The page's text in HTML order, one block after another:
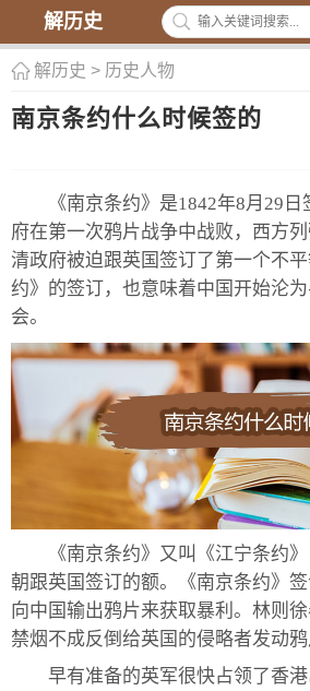
解历史
解历史 > 历史人物
南京条约什么时候签的
《南京条约》是1842年8月29
府在第一次鸦片战争中战败，西方
清政府被迫跟英国签订了第一个不
约》的签订，也意味着中国开始沦
会。
《南京条约》又叫《江宁条约
朝跟英国签订的额。《南京条约》
向中国输出鸦片来获取暴利。林则
禁烟不成反倒给英国的侵略者发动鸦
早有准备的英军很快占领了香